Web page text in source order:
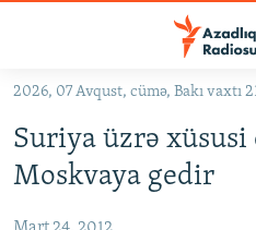
Əsas
qayıt
Əsas
qayıt
#İZAHLA
KORRUPSIOMETR
2026, 07 Avqust, cümə, Bakı vaxtı
Suriya üzrə
Moskvaya gedir